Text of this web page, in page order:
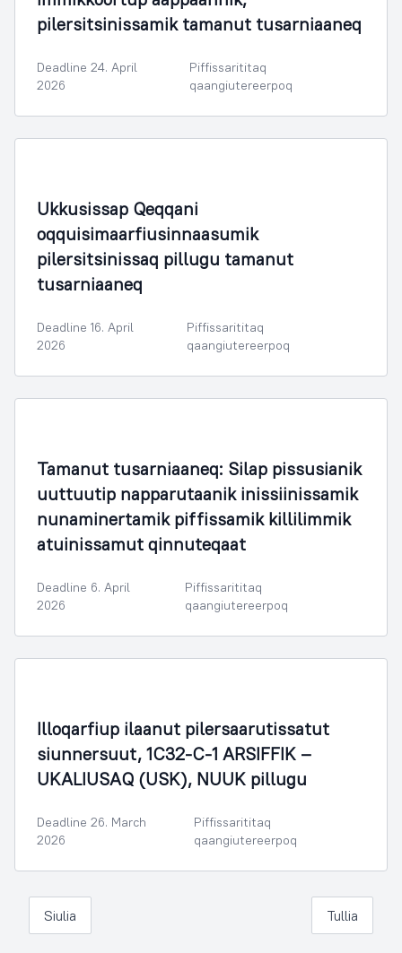
pilersitsinissamik tamanut tusarniaaneq
Deadline 24. April
2026
Piffissarititaq
qaangiutereerpoq
Ukkusissap Qeqqani
oqquisimaarfiusinnaasumik
pilersitsinissaq pillugu tamanut
tusarniaaneq
Deadline 16. April
2026
Piffissarititaq
qaangiutereerpoq
Tamanut tusarniaaneq: Silap pissusianik
uuttuutip napparutaanik inissiinissamik
nunaminertamik piffissamik killilimmik
atuinissamut qinnuteqaat
Deadline 6. April
2026
Piffissarititaq
qaangiutereerpoq
Illoqarfiup ilaanut pilersaarutissatut
siunnersuut, 1C32-C-1 ARSIFFIK –
UKALIUSAQ (USK), NUUK pillugu
Deadline 26. March
2026
Piffissarititaq
qaangiutereerpoq
Siulia Tullia